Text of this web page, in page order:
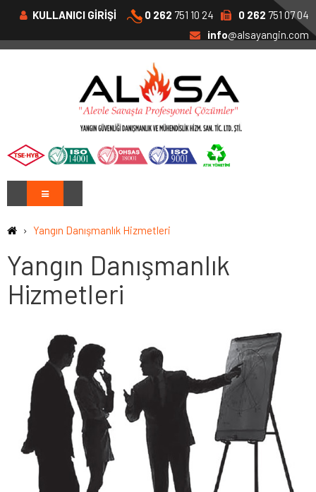
KULLANICI GİRİŞİ 0 262 751 10 24 0 262 751 07 04
info@alsayangin.com
Yangın Danışmanlık Hizmetleri
Yangın Danışmanlık
Hizmetleri